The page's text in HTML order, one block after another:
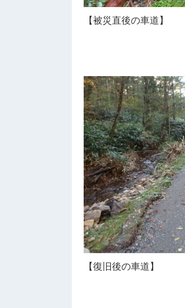
【被災直後の車道】
【復旧後の車道】